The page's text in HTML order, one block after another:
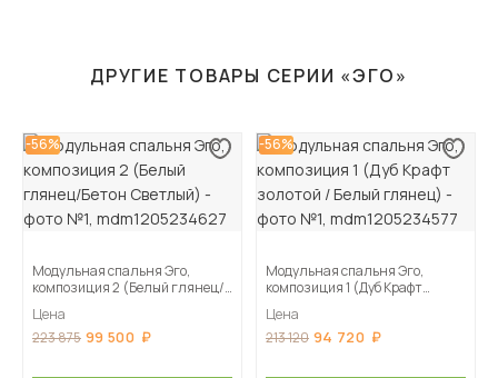
ДРУГИЕ ТОВАРЫ СЕРИИ «ЭГО»
-56%
Модульная спальня Эго,
композиция 2 (Белый глянец/
Цена
223 875 99 500
-56%
Модульная спальня Эго,
композиция 1 (Дуб Крафт
Цена
213 120 94 720